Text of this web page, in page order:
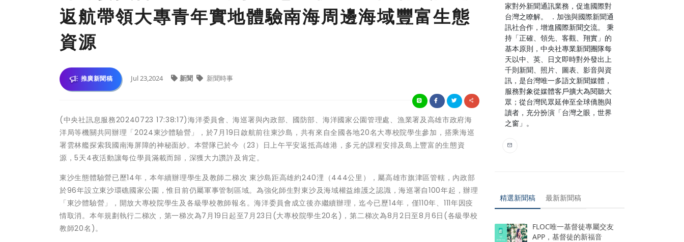
返航帶領大專青年實地體驗南海周邊海域豐富生態
資源
推廣新聞稿 Jul 23,2024 新聞 新聞時事
(中央社訊息服務20240723 17:38:17)海洋委員會、海巡署與內政部、國防部、海洋國家公園管理處、漁業署及高雄市政府海
洋局等機關共同辦理「2024東沙體驗營」，於7月19日啟航前往東沙島，共有來自全國各地20名大專校院學生參加，搭乘海巡
署雲林艦探索我國南海屏障的神秘面紗。本營隊已於今（23）日上午平安返抵高雄港，多元的課程安排及島上豐富的生態資
源，5天4夜活動讓每位學員滿載而歸，深獲大力讚許及肯定。
東沙生態體驗營已歷14年，本年續辦理學生及教師二梯次 東沙島距高雄約240浬（444公里），屬高雄市旗津區管轄，內政部
於96年設立東沙環礁國家公園，惟目前仍屬軍事管制區域。為強化師生對東沙及海域權益維護之認識，海巡署自100年起，辦理
「東沙體驗營」，開放大專校院學生及各級學校教師報名。海洋委員會成立後亦繼續辦理，迄今已歷14年，僅110年、111年因疫
情取消。本年規劃執行二梯次，第一梯次為7月19日起至7月23日(大專校院學生20名)，第二梯次為8月2日至8月6日(各級學校
教師20名)。
家對外新聞通訊業務，促進國際對
台灣之瞭解。 ．加強與國際新聞通
訊社合作，增進國際新聞交流。 秉
持「正確、領先、客觀、翔實」的
基本原則，中央社專業新聞團隊每
天以中、英、日文即時對外發出上
千則新聞、照片、圖表、影音與資
訊，是台灣唯一多語文新聞媒體，
服務對象從媒體客戶擴大為閱聽大
眾；從台灣民眾延伸至全球僑胞與
讀者，充分扮演「台灣之眼，世界
之窗」。
精選新聞稿 最新新聞稿
FLOC唯一基督徒專屬交友
APP，基督徒的新福音